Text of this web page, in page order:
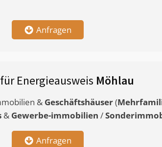
Anfragen
Energieausweis Möhlau
& Geschäftshäuser(
& Gewerbe-immobilien /
Anfragen